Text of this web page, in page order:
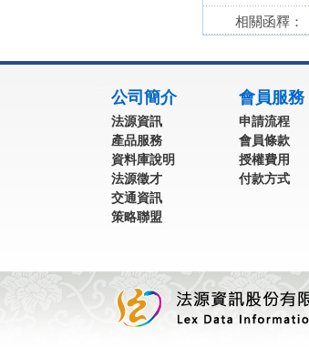
相關函釋：
公司簡介
法源資訊
產品服務
資料庫說明
法源徵才
交通資訊
策略聯盟
會員服務
申請流程
會員條款
授權費用
付款方式